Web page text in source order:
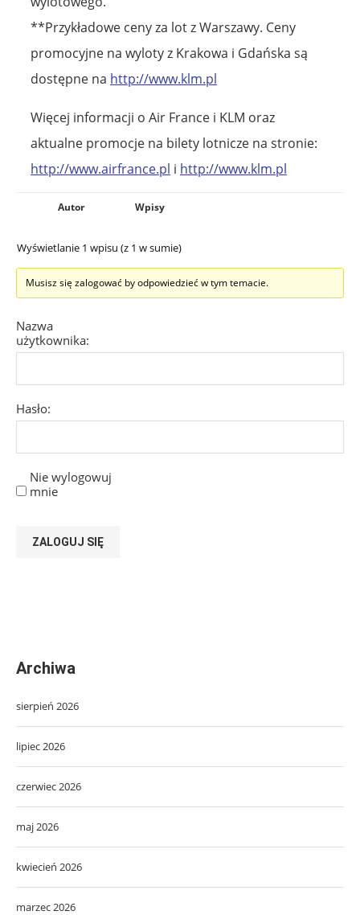
**Przykładowe ceny za lot z Warszawy. Ceny
promocyjne na wyloty z Krakowa i Gdańska są
dostępne na http://www.klm.pl
Więcej informacji o Air France i KLM oraz
aktualne promocje na bilety lotnicze na stronie:
http://www.airfrance.pl i http://www.klm.pl
Autor Wpisy
Wyświetlanie 1 wpisu (z 1 w sumie)
Musisz się zalogować by odpowiedzieć w tym temacie.
Nazwa
użytkownika:
Hasło:
Nie wylogowuj
mnie
ZALOGUJ SIĘ
Archiwa
sierpień 2026
lipiec 2026
czerwiec 2026
maj 2026
kwiecień 2026
marzec 2026